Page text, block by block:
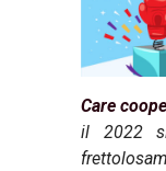
Care
il 2022